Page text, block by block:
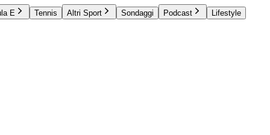
E Tennis Altri Sport Sondaggi Podcast
Lifestyle